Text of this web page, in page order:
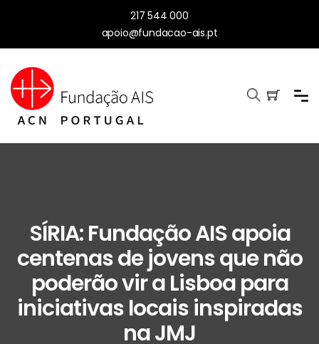
217 544 000
apoio@fundacao-ais.pt
SÍRIA: Fundação AIS apoia
centenas de jovens que não
poderão vir a Lisboa para
iniciativas locais inspiradas
na JMJ